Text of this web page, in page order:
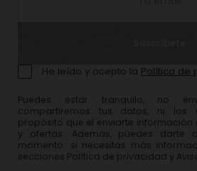
Puedes estar tranquilo, no
compartiremos tus datos, ni los
propósito que el enviarte información
y ofertas. Además, puedes darte
momento: si necesitas más
secciones Política de privacidad y
He leído y acepto la Política de